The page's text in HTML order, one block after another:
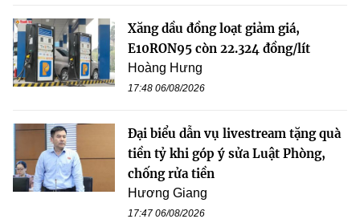
Xăng dầu đồng loạt giảm giá,
E10RON95 còn 22.324 đồng/lít
Hoàng Hưng
17:48 06/08/2026
Đại biểu dẫn vụ livestream tặng quà
tiền tỷ khi góp ý sửa Luật Phòng,
chống rửa tiền
Hương Giang
17:47 06/08/2026